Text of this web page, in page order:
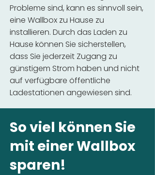
Probleme sind, kann es sinnvoll sein,
eine Wallbox zu Hause zu
installieren. Durch das Laden zu
Hause können Sie sicherstellen,
dass Sie jederzeit Zugang zu
günstigem Strom haben und nicht
auf verfügbare öffentliche
Ladestationen angewiesen sind.
So viel können Sie
mit einer Wallbox
sparen!